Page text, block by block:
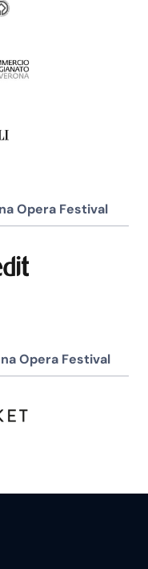
Opera Festival
Opera Festival